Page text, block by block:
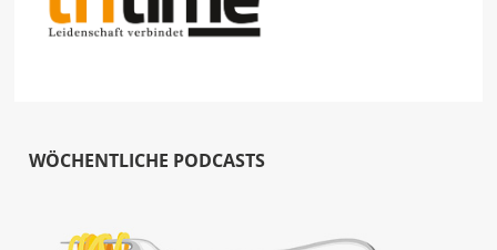
WÖCHENTLICHE PODCASTS